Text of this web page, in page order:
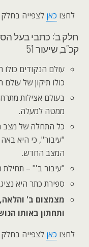
לחצו כאן לצפייה
חלק ב': כתבי בעל
קכ"ב, שיעור 51
עולם הנקודים כולו
כולו תיקון של עולם
בעולם אצילות
ממטה למעלה.
כל התחלה של מצב
"עיבור", כי היא
המצב החדש.
"עיבור ב'" –
ספירת כתר היא
מצמצום ב' והלאה,
ותחתון באותו
לחצו כאן לצפייה